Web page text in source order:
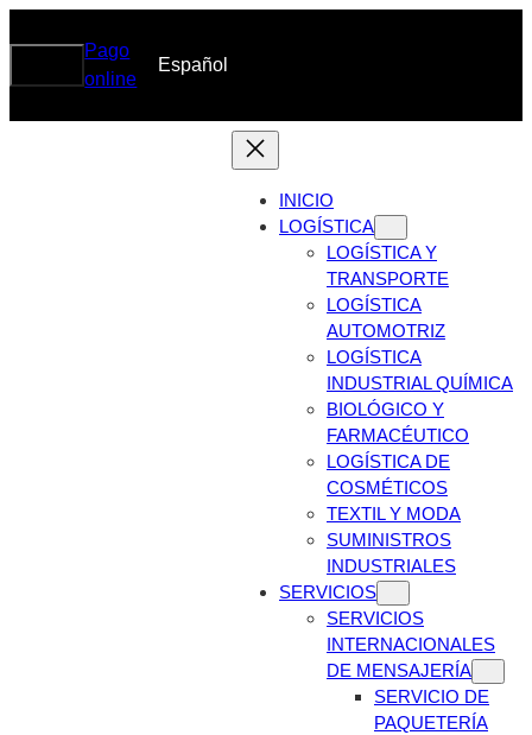
Pago
online
Español
INICIO
LOGÍSTICA
LOGÍSTICA Y
TRANSPORTE
LOGÍSTICA
AUTOMOTRIZ
LOGÍSTICA
INDUSTRIAL QUÍMICA
BIOLÓGICO Y
FARMACÉUTICO
LOGÍSTICA DE
COSMÉTICOS
TEXTIL Y MODA
SUMINISTROS
INDUSTRIALES
SERVICIOS
SERVICIOS
INTERNACIONALES
DE MENSAJERÍA
SERVICIO DE
PAQUETERÍA